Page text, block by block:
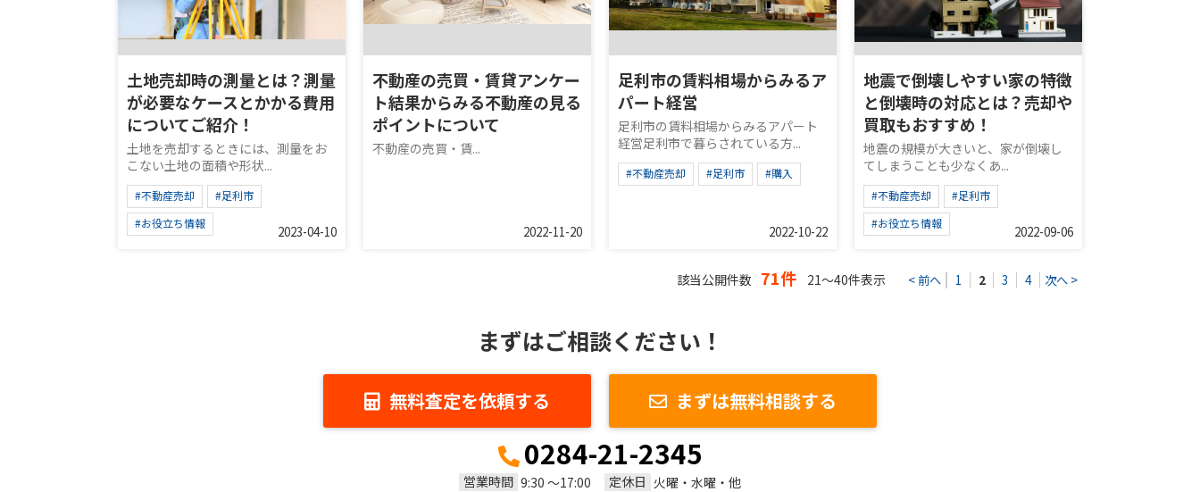
土地売却時の測量とは？測量
が必要なケースとかかる費用
についてご紹介！
土地を売却するときには、測量をお
こない土地の面積や形状...
#不動産売却
#足利市
#お役立ち情報
2023-04-10
不動産の売買・賃貸アンケー
ト結果からみる不動産の見る
ポイントについて
不動産の売買・賃...
2022-11-20
足利市の賃料相場からみるア
パート経営
足利市の賃料相場からみるアパート
経営足利市で暮らされている方...
#不動産売却 #足利市 #購入
2022-10-22
地震で倒壊しやすい家の特徴
と倒壊時の対応とは？売却や
買取もおすすめ！
地震の規模が大きいと、家が倒壊し
てしまうことも少なくあ...
#不動産売却
#足利市
#お役立ち情報
2022-09-06
該当公開件数 71件 21～40件表示 < 前へ 1 2 3 4 次へ >
まずはご相談ください！
無料査定を依頼する まずは無料相談する
0284-21-2345
営業時間 9:30 ～17:00 定休日 火曜・水曜・他